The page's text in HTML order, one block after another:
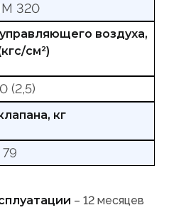
320
воздуха,
см²)
(2,5)
кг
79
– 12 месяцев